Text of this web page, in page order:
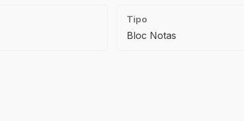
Tipo
Bloc Notas